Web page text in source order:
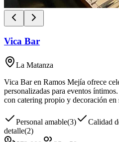
Vica Bar
La Matanza
Vica Bar en Ramos Mejía ofrece
personalizadas para eventos
con catering propio y decoración
Personal amable(3) Calidad
detalle(2)